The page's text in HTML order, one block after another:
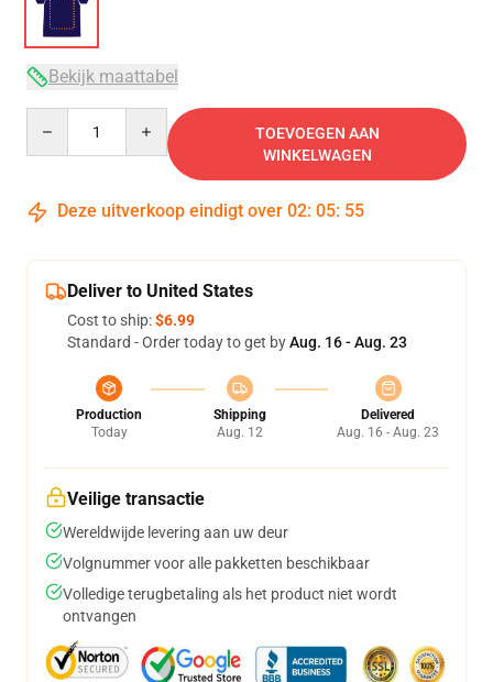
Bekijk maattabel
TOEVOEGEN AAN
WINKELWAGEN
Deze uitverkoop eindigt over 02: 05: 54
Deliver to United States
Cost to ship:$6.99
Standard - Order today to get byAug. 16 - Aug. 23
Production
Today
Shipping
Aug. 12
Delivered
Aug. 16 - Aug. 23
Veilige transactie
Wereldwijde levering aan uw deur
Volgnummer voor alle pakketten beschikbaar
Volledige terugbetaling als het product niet wordt
ontvangen